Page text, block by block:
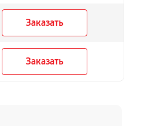
Заказать
Заказать